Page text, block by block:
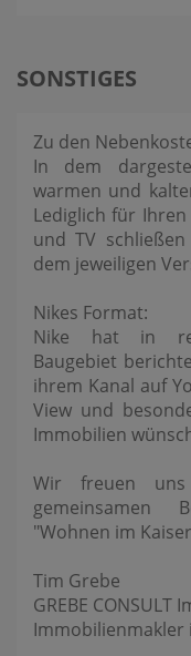
SONSTIGES
Zu den
In dem
warmen und
Lediglich für
und TV
dem jeweiligen
Nikes Format:
Nike hat in
Baugebiet
ihrem Kanal auf
View und
Immobilien
Wir freuen
gemeinsamen
"Wohnen im
Tim Grebe
GREBE CONSULT
Immobilienmakler